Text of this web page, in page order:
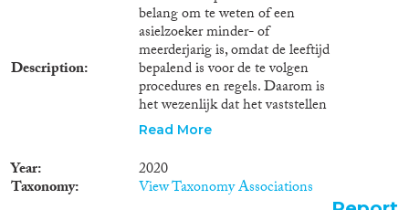
Description
belang om te weten of een
asielzoeker minder- of
meerderjarig is, omdat de leeftijd
bepalend is voor de te volgen
procedures en regels. Daarom is
het wezenlijk dat het vaststellen
van de leeftijd zorgvuldig en
standaarden plaatsvindt.
Leeftijdsbepaling is complex
omdat asielzoekers vaak niet
Read More
Year 2020
Taxonomy View Taxonomy Associations